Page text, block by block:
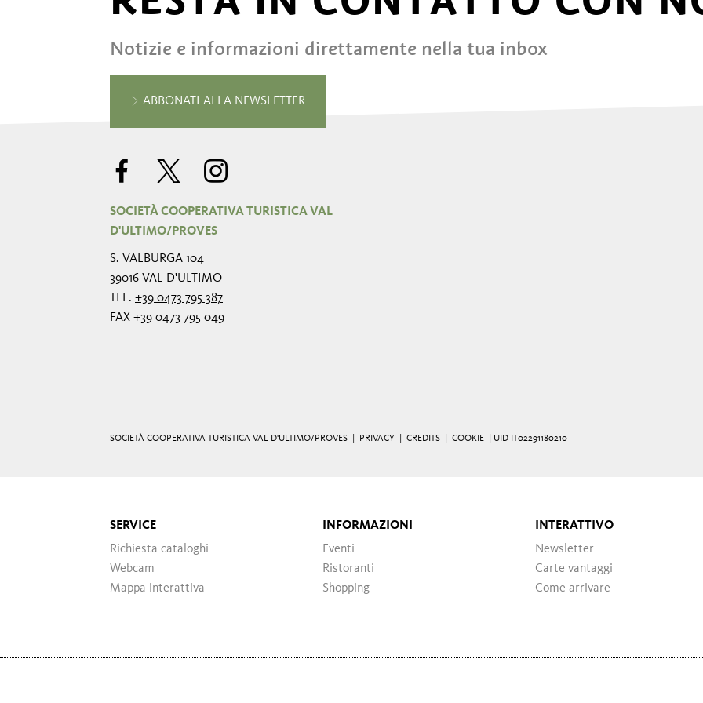
Notizie e informazioni direttamente nella tua inbox
ABBONATI ALLA NEWSLETTER
SOCIETÀ COOPERATIVA TURISTICA VAL
D'ULTIMO/PROVES
S. VALBURGA 104
39016 VAL D'ULTIMO
TEL. +39 0473 795 387
FAX +39 0473 795 049
SOCIETÀ COOPERATIVA TURISTICA VAL D'ULTIMO/PROVES | PRIVACY CREDITS COOKIE | UID IT02291180210
SERVICE
Richiesta cataloghi
Webcam
Mappa interattiva
INFORMAZIONI
Eventi
Ristoranti
Shopping
INTERATTIVO
Newsletter
Carte vantaggi
Come arrivare